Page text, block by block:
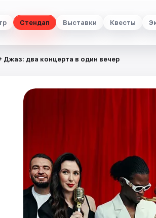
Стендап Выставки Квесты
Джаз: два концерта в один вечер